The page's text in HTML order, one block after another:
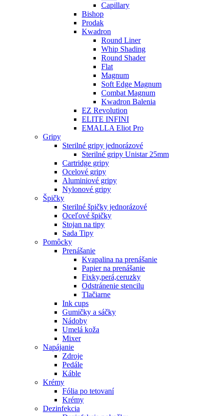
Capillary
Bishop
Prodak
Kwadron
Round Liner
Whip Shading
Round Shader
Flat
Magnum
Soft Edge Magnum
Combat Magnum
Kwadron Balenia
EZ Revolution
ELITE INFINI
EMALLA Eliot Pro
Gripy
Sterilné gripy jednorázové
Sterilné gripy Unistar 25mm
Cartridge gripy
Ocelové gripy
Aluminiové gripy
Nylonové gripy
Špičky
Sterilné špičky jednorázové
Oceľové špičky
Stojan na tipy
Sada Tipy
Pomôcky
Prenášanie
Kvapalina na prenášanie
Papier na prenášanie
Fixky,perá,ceruzky
Odstránenie stencilu
Tlačiarne
Ink cups
Gumičky a sáčky
Nádoby
Umelá koža
Mixer
Napájanie
Zdroje
Pedále
Káble
Krémy
Fólia po tetovaní
Krémy
Dezinfekcia